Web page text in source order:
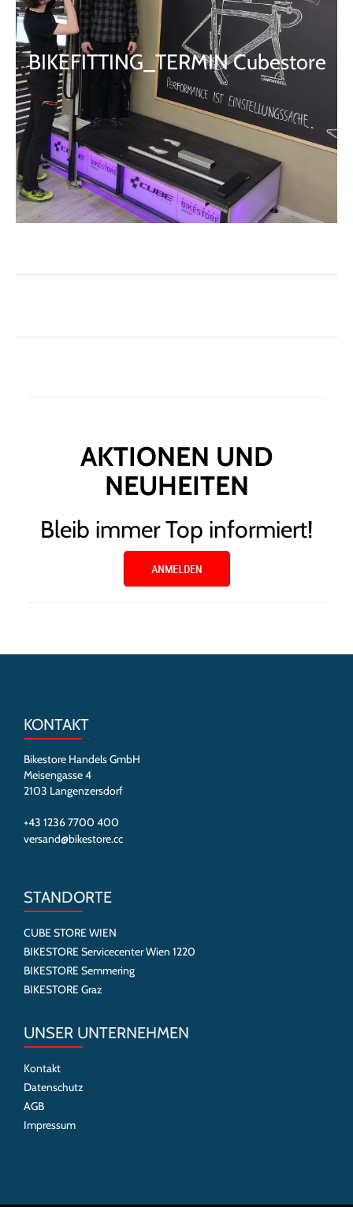
BIKEFITTING_TERMIN Cubestore
AKTIONEN UND
NEUHEITEN
Bleib immer Top informiert!
KONTAKT
Bikestore Handels GmbH
Meisengasse 4
2103 Langenzersdorf
+43 1236 7700 400
versand@bikestore.cc
STANDORTE
CUBE STORE WIEN
BIKESTORE Servicecenter Wien 1220
BIKESTORE Semmering
BIKESTORE Graz
UNSER UNTERNEHMEN
Kontakt
Datenschutz
AGB
Impressum